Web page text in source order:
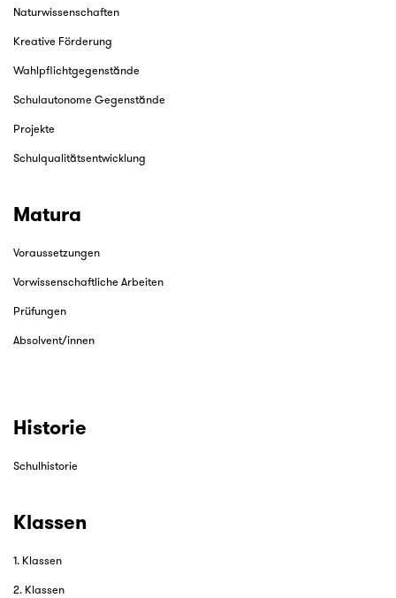
Naturwissenschaften
Kreative Förderung
Wahlpflichtgegenstände
Schulautonome Gegenstände
Projekte
Schulqualitätsentwicklung
Matura
Voraussetzungen
Vorwissenschaftliche Arbeiten
Prüfungen
Absolvent/innen
Historie
Schulhistorie
Klassen
1. Klassen
2. Klassen